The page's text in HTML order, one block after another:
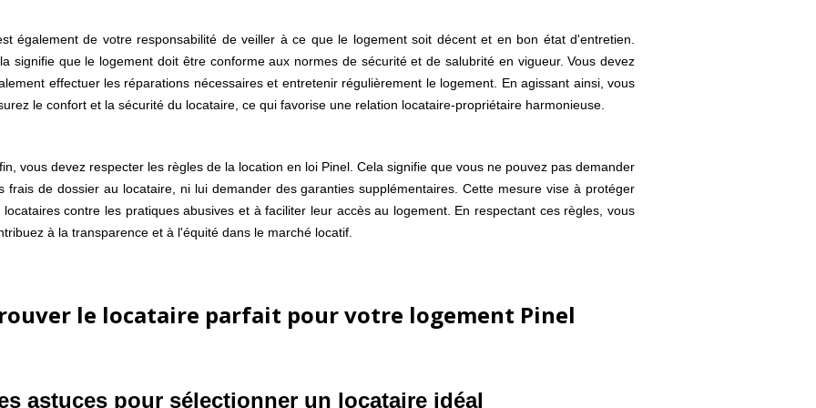
également de votre responsabilité de veiller à ce que le logement soit décent et en bon état d'entretien.
signifie que le logement doit être conforme aux normes de sécurité et de salubrité en vigueur. Vous devez
effectuer les réparations nécessaires et entretenir régulièrement le logement. En agissant ainsi, vous
le confort et la sécurité du locataire, ce qui favorise une relation locataire-propriétaire harmonieuse.
vous devez respecter les règles de la location en loi Pinel. Cela signifie que vous ne pouvez pas demander
frais de dossier au locataire, ni lui demander des garanties supplémentaires. Cette mesure vise à protéger
locataires contre les pratiques abusives et à faciliter leur accès au logement. En respectant ces règles, vous
à la transparence et à l'équité dans le marché locatif.
le locataire parfait pour votre logement Pinel
astuces pour sélectionner un locataire idéal